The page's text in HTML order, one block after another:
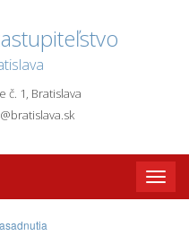
č. 1, Bratislava
Toggle